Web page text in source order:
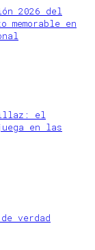
2026 del
en
el
en las
verdad